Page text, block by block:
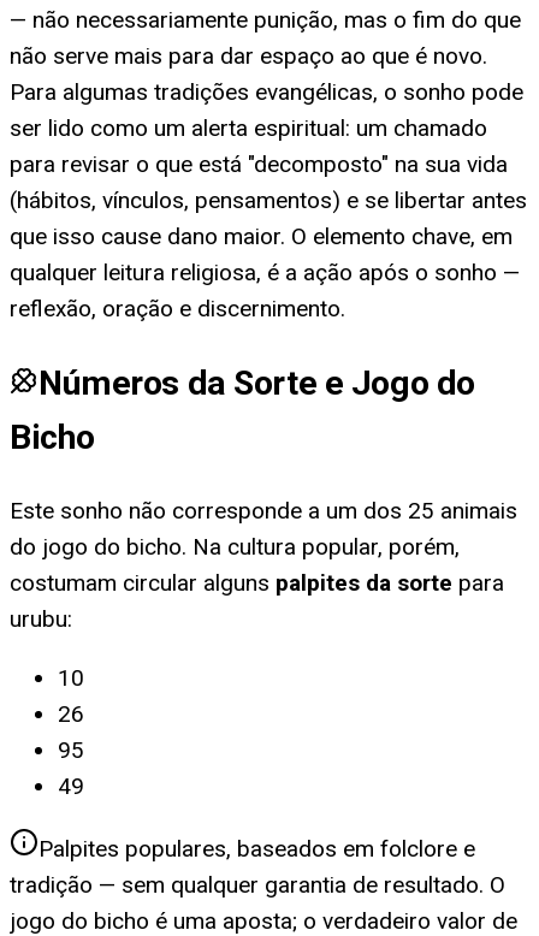
— não necessariamente punição, mas o fim do que
não serve mais para dar espaço ao que é novo.
Para algumas tradições evangélicas, o sonho pode
ser lido como um alerta espiritual: um chamado
para revisar o que está "decomposto" na sua vida
(hábitos, vínculos, pensamentos) e se libertar antes
que isso cause dano maior. O elemento chave, em
qualquer leitura religiosa, é a ação após o sonho —
reflexão, oração e discernimento.
Números da Sorte e Jogo do
Bicho
Este sonho não corresponde a um dos 25 animais
do jogo do bicho. Na cultura popular, porém,
costumam circular alguns palpites da sorte para
urubu:
10
26
95
49
Palpites populares, baseados em folclore e
tradição — sem qualquer garantia de resultado. O
jogo do bicho é uma aposta; o verdadeiro valor de